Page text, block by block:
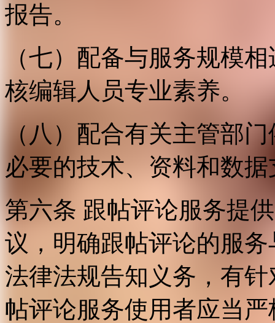
报告。
（七）配备与服务规模
核编辑人员专业素养。
（八）配合有关主管部
必要的技术、资料和数
第六条 跟帖评论服务提
议，明确跟帖评论的服
法律法规告知义务，有
帖评论服务使用者应当